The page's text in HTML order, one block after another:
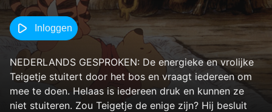
Inloggen
NEDERLANDS GESPROKEN: De energieke en vrolijke
Teigetje stuitert door het bos en vraagt iedereen om
mee te doen. Helaas is iedereen druk en kunnen ze
niet stuiteren. Zou Teigetje de enige zijn? Hij besluit